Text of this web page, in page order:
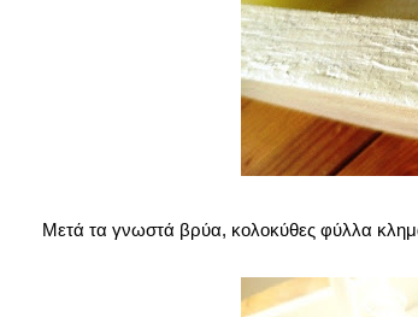
Μετά τα γνωστά βρύα, κολοκύθες φύλλα